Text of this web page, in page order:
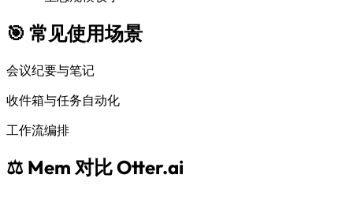
🎯 常见使用场景
会议纪要与笔记
收件箱与任务自动化
工作流编排
⚖️ Mem 对比 Otter.ai